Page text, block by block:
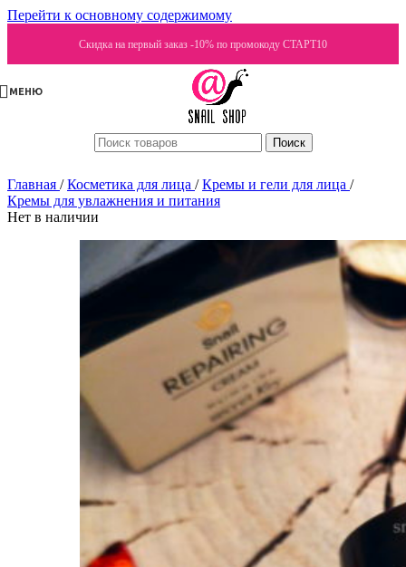
Перейти к основному содержимому
Скидка на первый заказ -10% по промокоду СТАРТ10
МЕНЮ
Поиск
Главная / Косметика для лица / Кремы и гели для лица /
Кремы для увлажнения и питания
Нет в наличии